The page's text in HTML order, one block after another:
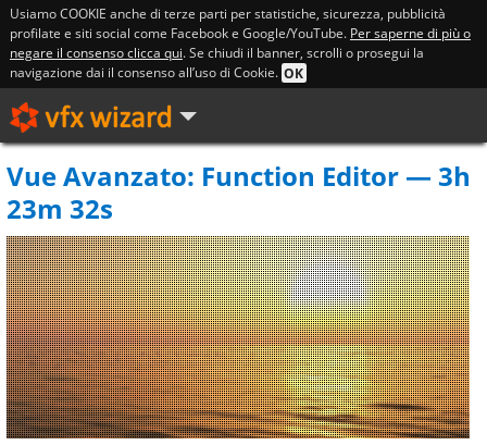
Usiamo COOKIE anche di terze parti per statistiche, sicurezza, pubblicità
profilate e siti social come Facebook e Google/YouTube. Per saperne di più o
negare il consenso clicca qui. Se chiudi il banner, scrolli o prosegui la
navigazione dai il consenso all’uso di Cookie. OK
Vue Avanzato: Function Editor — 3h
23m 32s